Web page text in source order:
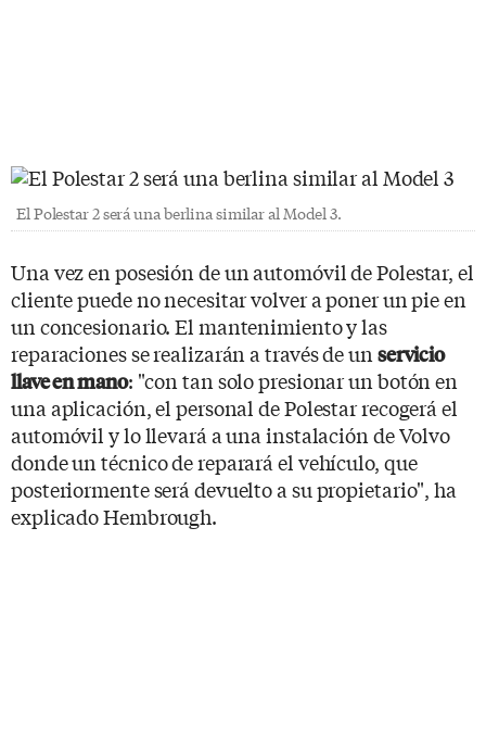
El Polestar 2 será una berlina similar al Model 3.
Una vez en posesión de un automóvil de Polestar, el
cliente puede no necesitar volver a poner un pie en
un concesionario. El mantenimiento y las
reparaciones se realizarán a través de un servicio
llave en mano: "con tan solo presionar un botón en
una aplicación, el personal de Polestar recogerá el
automóvil y lo llevará a una instalación de Volvo
donde un técnico de reparará el vehículo, que
posteriormente será devuelto a su propietario", ha
explicado Hembrough.